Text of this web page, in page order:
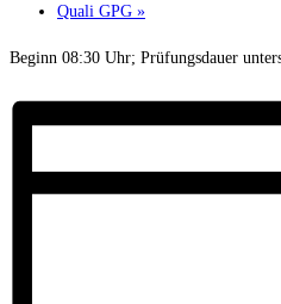
Quali GPG »
Beginn 08:30 Uhr; Prüfungsdauer